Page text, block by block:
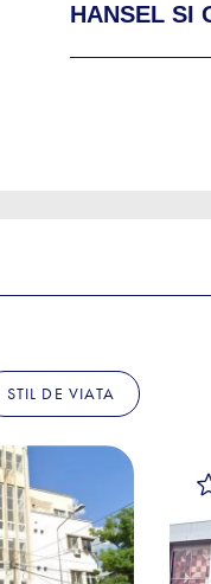
HANSEL SI
STIL DE VIATA